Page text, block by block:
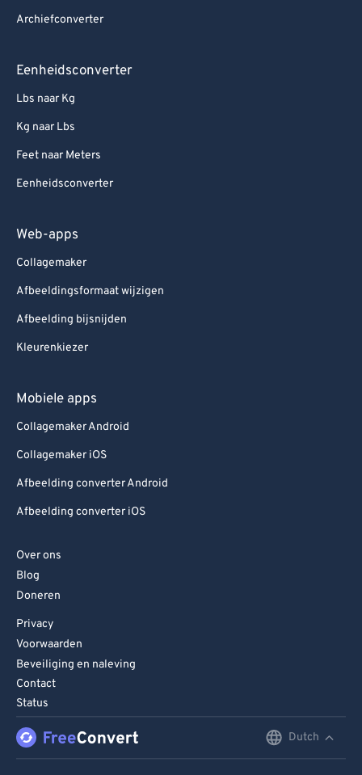
Archiefconverter
Eenheidsconverter
Lbs naar Kg
Kg naar Lbs
Feet naar Meters
Eenheidsconverter
Web-apps
Collagemaker
Afbeeldingsformaat wijzigen
Afbeelding bijsnijden
Kleurenkiezer
Mobiele apps
Collagemaker Android
Collagemaker iOS
Afbeelding converter Android
Afbeelding converter iOS
Over ons
Blog
Doneren
Privacy
Voorwaarden
Beveiliging en naleving
Contact
Status
Dutch